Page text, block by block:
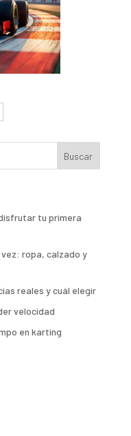
tu primera
ropa, calzado y
reales y cuál elegir
velocidad
en karting